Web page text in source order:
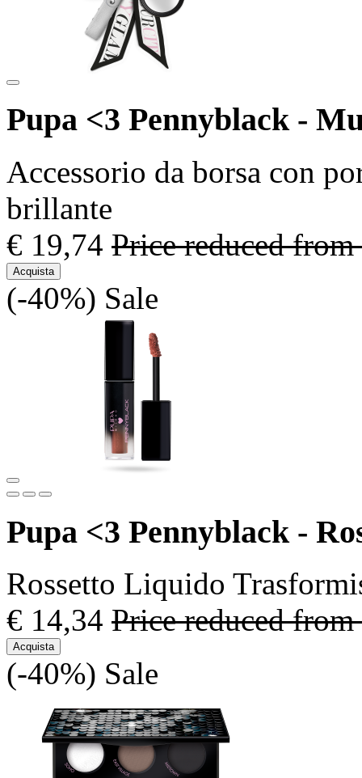
Pupa <3 Pennyblack -
Accessorio da borsa con
brillante
€ 19,74 Price reduced from
Acquista
(-40%) Sale
Pupa <3 Pennyblack -
Rossetto Liquido
€ 14,34 Price reduced from
Acquista
(-40%) Sale